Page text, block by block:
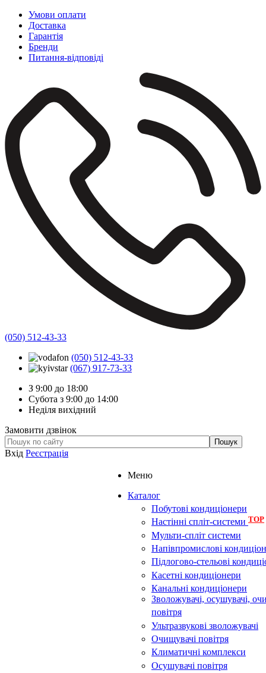
Умови оплати
Доставка
Гарантія
Бренди
Питання-відповіді
(050) 512-43-33
(050) 512-43-33
(067) 917-73-33
З 9:00 до 18:00
Субота з 9:00 до 14:00
Неділя вихідний
Замовити дзвінок
Вхід Реєстрація
Меню
Каталог
Побутові кондиціонери
Настінні спліт-системи TOP
Мульти-спліт системи
Напівпромислові
Підлогово-стельові
Касетні кондиціонери
Канальні кондиціонери
Зволожувачі, осушувачі,
повітря
Ультразвукові зволожувачі
Очищувачі повітря
Климатичні комплекси
Осушувачі повітря